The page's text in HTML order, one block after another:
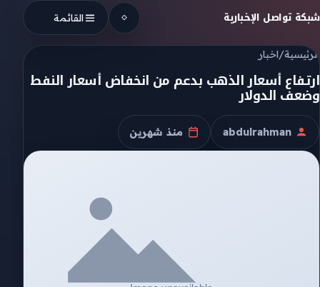
Skip to content
شبكة تواصل الإخبارية القائمة
الرئيسية/اخبار
‌ارتفاع أسعار الذهب بدعم من انخفاض أسعار النفط
وضعف الدولار
الكاتب
abdulrahman
تاريخ النشر
منذ شهرين